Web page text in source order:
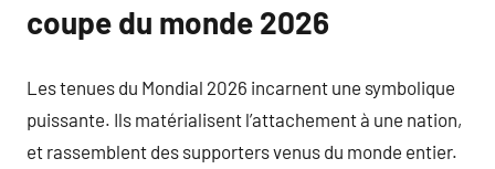
coupe du monde 2026
Les tenues du Mondial 2026 incarnent une symbolique
puissante. Ils matérialisent l’attachement à une nation,
et rassemblent des supporters venus du monde entier.